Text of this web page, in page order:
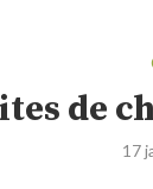
de
17